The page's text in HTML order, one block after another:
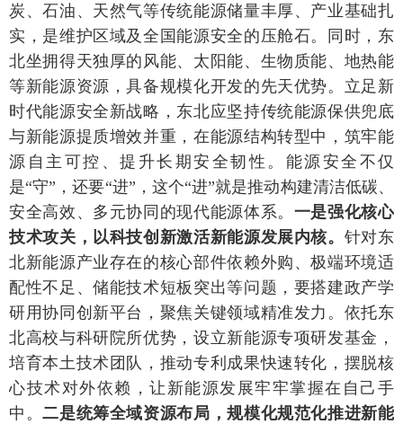
炭、石油、天然气等传统能源储量丰厚、产业基础扎
实，是维护区域及全国能源安全的压舱石。同时，东
北坐拥得天独厚的风能、太阳能、生物质能、地热能
等新能源资源，具备规模化开发的先天优势。立足新
时代能源安全新战略，东北应坚持传统能源保供兜底
与新能源提质增效并重，在能源结构转型中，筑牢能
源自主可控、提升长期安全韧性。能源安全不仅
是“守”，还要“进”，这个“进”就是推动构建清洁低碳、
安全高效、多元协同的现代能源体系。 一是强化核心
技术攻关，以科技创新激活新能源发展内核。 针对东
北新能源产业存在的核心部件依赖外购、极端环境适
配性不足、储能技术短板突出等问题，要搭建政产学
研用协同创新平台，聚焦关键领域精准发力。依托东
北高校与科研院所优势，设立新能源专项研发基金，
培育本土技术团队，推动专利成果快速转化，摆脱核
心技术对外依赖，让新能源发展牢牢掌握在自己手
中。二是统筹全域资源布局，规模化规范化推进新能